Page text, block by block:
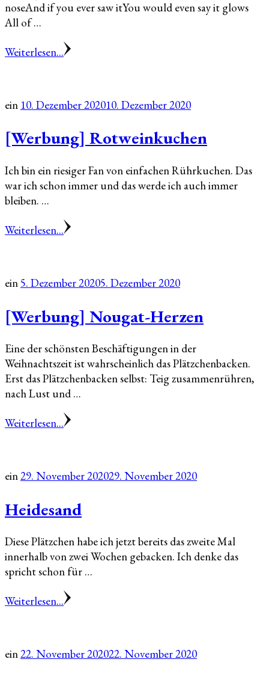
noseAnd if you ever saw itYou would even say it glows
All of …
Weiterlesen...
ein 10. Dezember 202010. Dezember 2020
[Werbung] Rotweinkuchen
Ich bin ein riesiger Fan von einfachen Rührkuchen. Das
war ich schon immer und das werde ich auch immer
bleiben. …
Weiterlesen...
ein 5. Dezember 20205. Dezember 2020
[Werbung] Nougat-Herzen
Eine der schönsten Beschäftigungen in der
Weihnachtszeit ist wahrscheinlich das Plätzchenbacken.
Erst das Plätzchenbacken selbst: Teig zusammenrühren,
nach Lust und …
Weiterlesen...
ein29. November 202029. November 2020
Heidesand
Diese Plätzchen habe ich jetzt bereits das zweite Mal
innerhalb von zwei Wochen gebacken. Ich denke das
spricht schon für …
Weiterlesen...
ein22. November 202022. November 2020